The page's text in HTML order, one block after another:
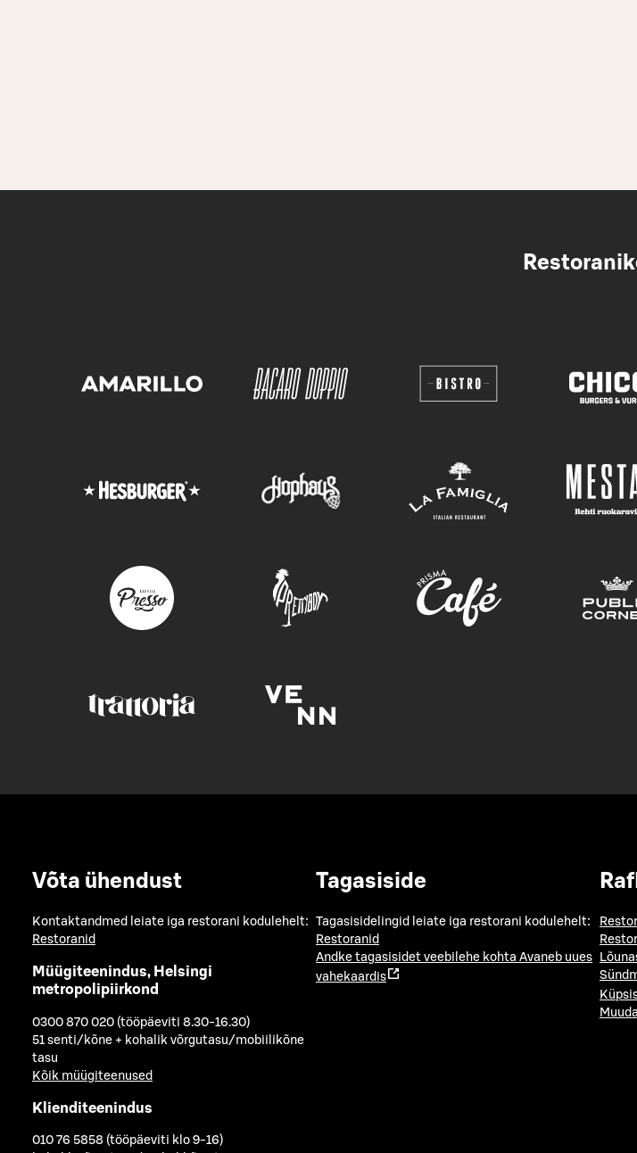
Võta ühendust
Kontaktandmed leiate iga restorani kodulehelt:
Restoranid
Müügiteenindus, Helsingi
metropolipiirkond
0300 870 020 (tööpäeviti 8.30-16.30)
51 senti/kõne + kohalik võrgutasu/mobiilikõne
tasu
Kõik müügiteenused
Klienditeenindus
010 76 5858 (tööpäeviti klo 9-16)
Tagasiside
Tagasisidelingid leiate iga restorani kodulehelt:
Restoranid
Andke tagasisidet veebilehe kohta Avaneb uues
vahekaardis